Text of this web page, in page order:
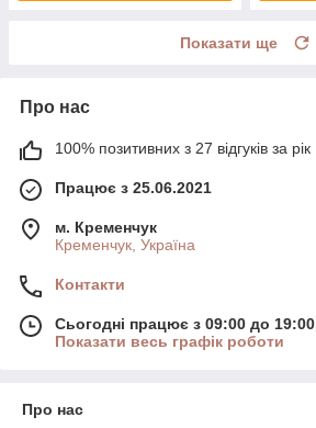
Показати ще
Про нас
100% позитивних з 27 відгуків за рік
Працює з 25.06.2021
м. Кременчук
Кременчук, Україна
Контакти
Сьогодні працює з 09:00 до 19:00
Показати весь графік роботи
Про нас